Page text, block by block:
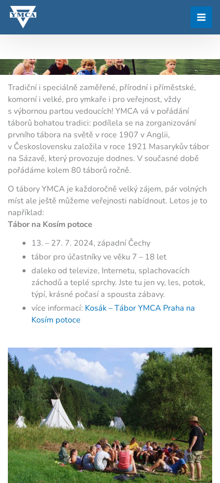
Přeskočit
Tradiční i speciálně zaměřené, přírodní i příměstské,
komorní i velké, pro ymkaře i pro veřejnost, vždy
s výbornou partou vedoucích! YMCA vá v pořádání
táborů bohatou tradici: podílela se na zorganizování
prvního tábora na světě v roce 1907 v Anglii,
v Československu založila v roce 1921 Masarykův tábor
na Sázavě, který provozuje dodnes. V současné době
pořádáme kolem 80 táborů ročně.
O tábory YMCA je každoročně velký zájem, pár volných
míst ale ještě můžeme veřejnosti nabídnout. Letos je to
například:
Tábor na Kosím potoce
13. – 27. 7. 2024, západní Čechy
tábor pro účastníky ve věku 7 – 18 let
daleko od televize, Internetu, splachovacích
záchodů a teplé sprchy. Jste tu jen vy, les, potok,
týpí, krásné počasí a spousta zábavy.
více informací: Kosák – Tábor YMCA Praha na
Kosím potoce